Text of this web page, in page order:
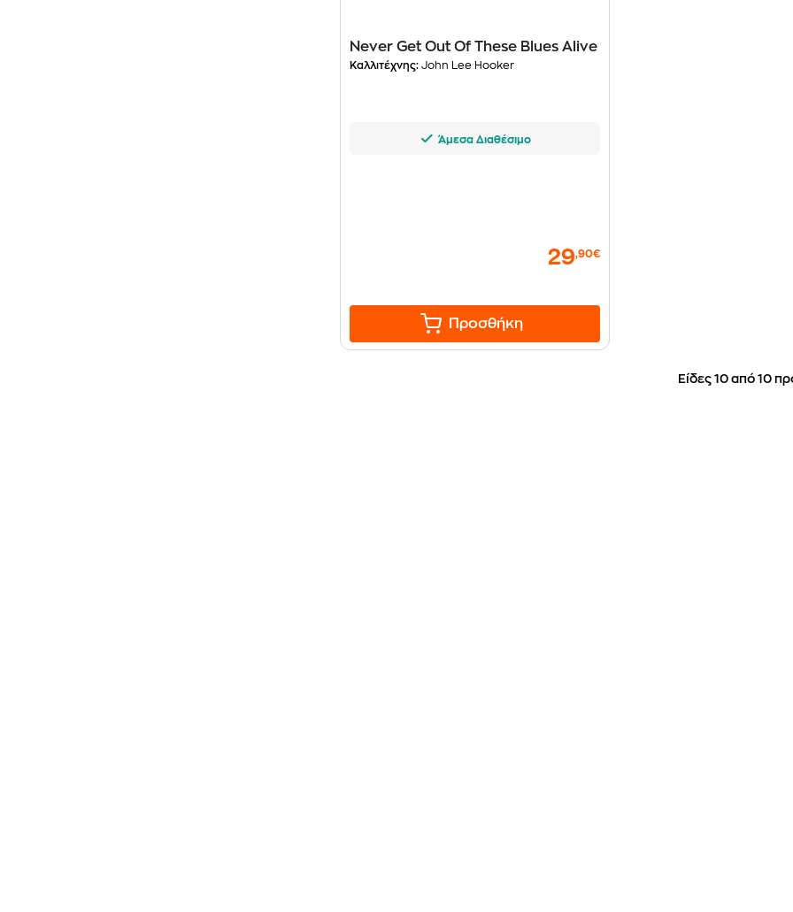
Never Get Out Of These Blues Alive
Καλλιτέχνης: John Lee Hooker
Άμεσα Διαθέσιμο
29,90€
Προσθήκη
Είδες 10 από 10